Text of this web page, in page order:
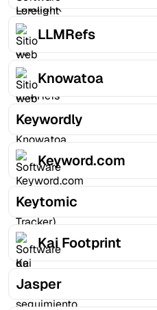
LLMRefs
Knowatoa
Keywordly
Keyword.com
Keytomic
Kai Footprint
Jasper